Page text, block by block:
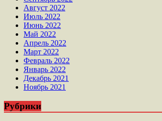
Август 2022
Июль 2022
Июнь 2022
Май 2022
Апрель 2022
Март 2022
Февраль 2022
Январь 2022
Декабрь 2021
Ноябрь 2021
Рубрики